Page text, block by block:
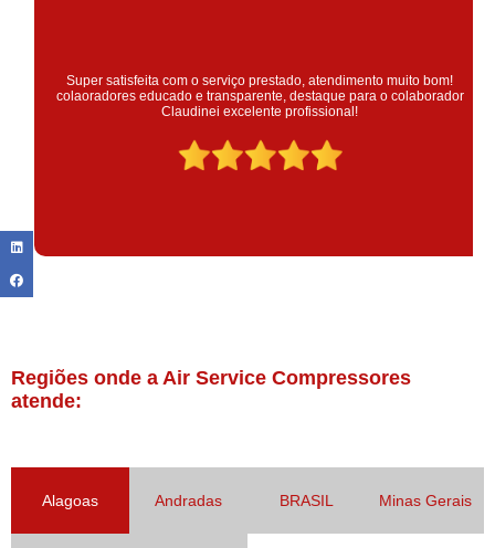
Super satisfeita com o serviço prestado, atendimento muito bom!
colaoradores educado e transparente, destaque para o colaborador
Claudinei excelente profissional!
Regiões onde a Air Service Compressores
atende:
Alagoas Andradas BRASIL Minas Gerais